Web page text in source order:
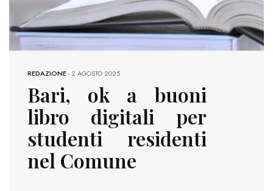
REDAZIONE-2 AGOSTO 2025
Bari, ok a buoni
libro digitali per
studenti residenti
nel Comune